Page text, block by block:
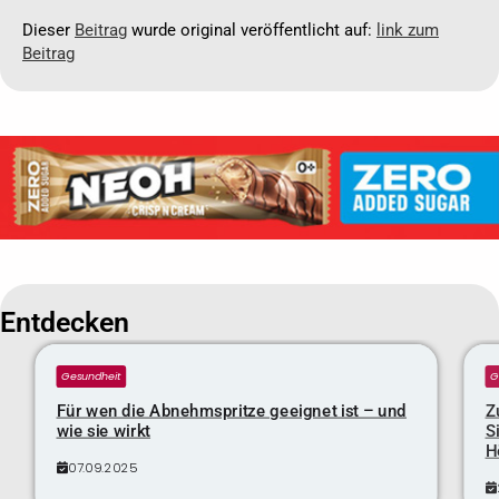
Dieser Beitrag wurde original veröffentlicht auf: link zum
Beitrag
Entdecken
Gesundheit
Für wen die Abnehmspritze geeignet ist – und
wie sie wirkt
07.09.2025